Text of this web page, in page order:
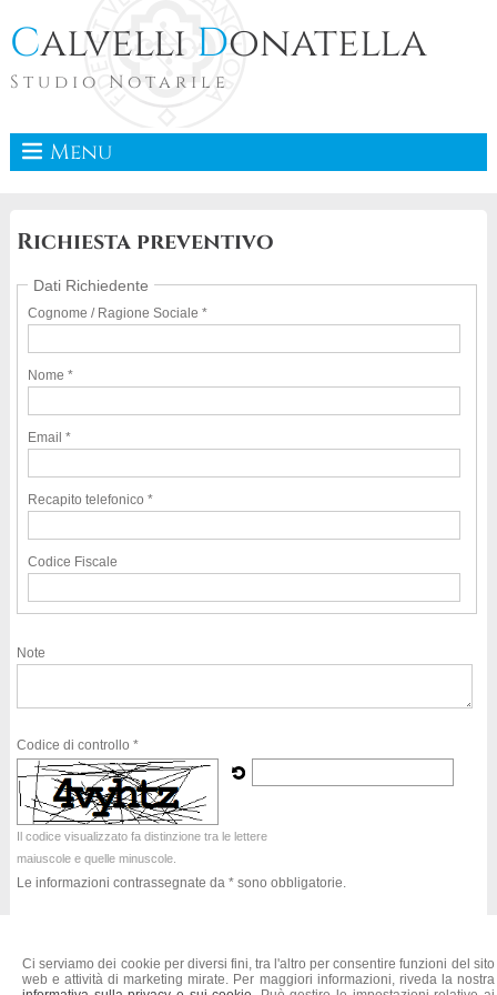
Ci serviamo dei cookie per diversi fini, tra l'altro per consentire funzioni del sito
web e attività di marketing mirate. Per maggiori informazioni, riveda la nostra
Calvelli Donatella
Studio Notarile
Menu
Richiesta preventivo
Dati Richiedente
Cognome / Ragione Sociale *
Nome *
Email *
Recapito telefonico *
Codice Fiscale
Note
Codice di controllo *
Il codice visualizzato fa distinzione tra le lettere
maiuscole e quelle minuscole.
Le informazioni contrassegnate da * sono obbligatorie.